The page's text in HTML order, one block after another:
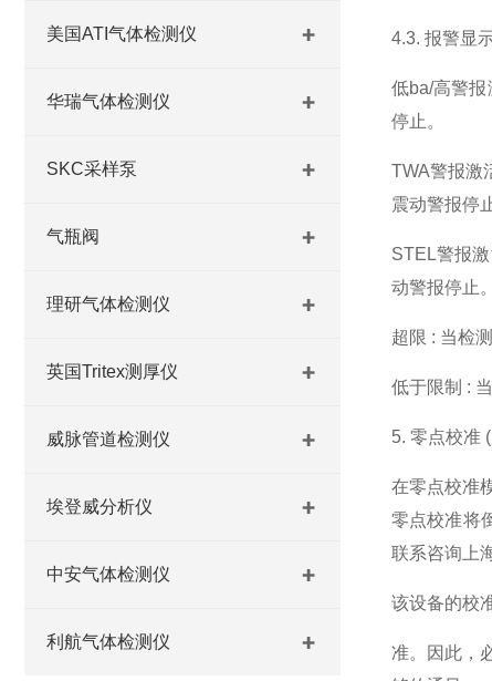
美国ATI气体检测仪
华瑞气体检测仪
SKC采样泵
气瓶阀
理研气体检测仪
英国Tritex测厚仪
威脉管道检测仪
埃登威分析仪
中安气体检测仪
利航气体检测仪
4.3. 报警显
低ba/高警
停止。
TWA警报激
震动警报停
STEL警报
动警报停止。
超限 : 当检
低于限制 :
5. 零点校准
在零点校准
零点校准将
联系咨询上
该设备的校
准。因此，